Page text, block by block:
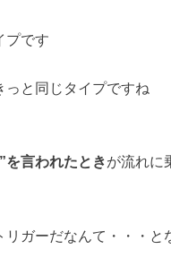
プです
っと同じタイプですね
を言われたときが流れに
ガーだなんて・・・と